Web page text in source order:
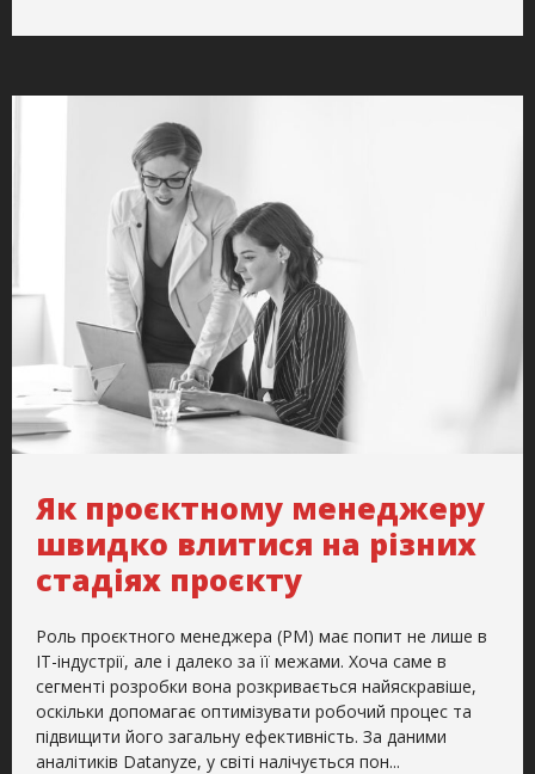
Як проєктному менеджеру
швидко влитися на різних
стадіях проєкту
Роль проєктного менеджера (PM) має попит не лише в
IT-індустрії, але і далеко за її межами. Хоча саме в
сегменті розробки вона розкривається найяскравіше,
оскільки допомагає оптимізувати робочий процес та
підвищити його загальну ефективність. За даними
аналітиків Datanyze, у світі налічується пон...